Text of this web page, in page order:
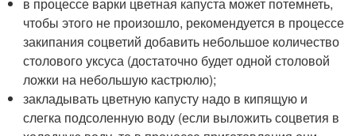
чтобы этого не произошло, рекомендуется в процессе
закипания соцветий добавить небольшое количество
столового уксуса (достаточно будет одной столовой
ложки на небольшую кастрюлю);
закладывать цветную капусту надо в кипящую и
слегка подсоленную воду (если выложить соцветия в